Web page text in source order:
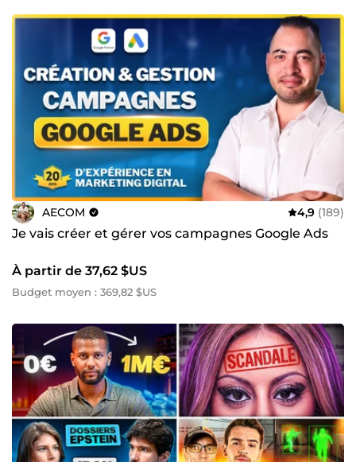
AECOM 4,9 (189)
Je vais créer et gérer vos campagnes Google Ads
À partir de 37,62 $US
Budget moyen : 369,82 $US